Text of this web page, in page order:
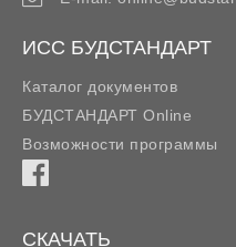
ИСС БУДСТАНДАРТ
Каталог документов
БУДСТАНДАРТ Online
Возможности программы
СКАЧАТЬ